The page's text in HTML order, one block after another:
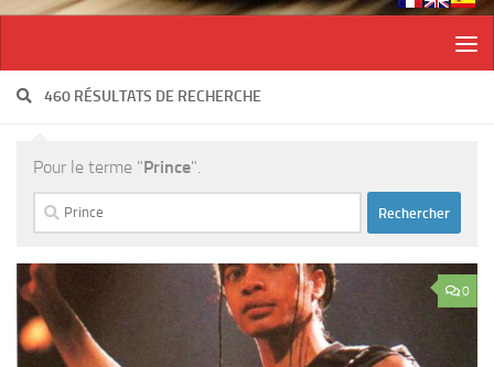
460 RÉSULTATS DE RECHERCHE
Pour le terme "Prince".
Rechercher :
0